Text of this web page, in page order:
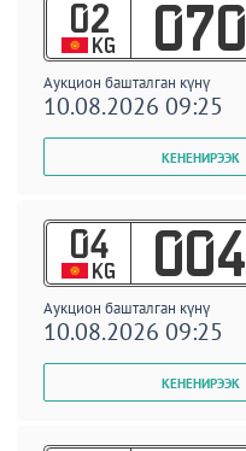
02
KG 070
Аукцион башталган күнү
10.08.2026 09:25
04
KG 004
Аукцион башталган күнү
10.08.2026 09:25